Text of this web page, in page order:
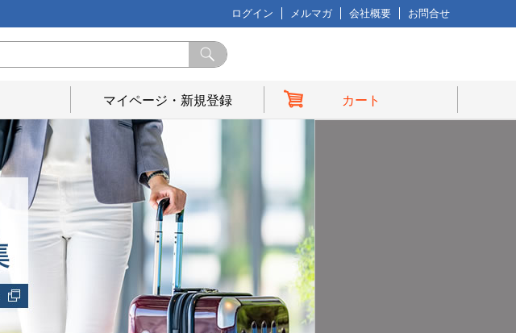
ログイン メルマガ 会社概要 お問合せ
マイページ・新規登録 カート